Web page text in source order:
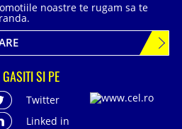
noastre te rugam sa te
GASITI SI PE
Twitter
Linked in